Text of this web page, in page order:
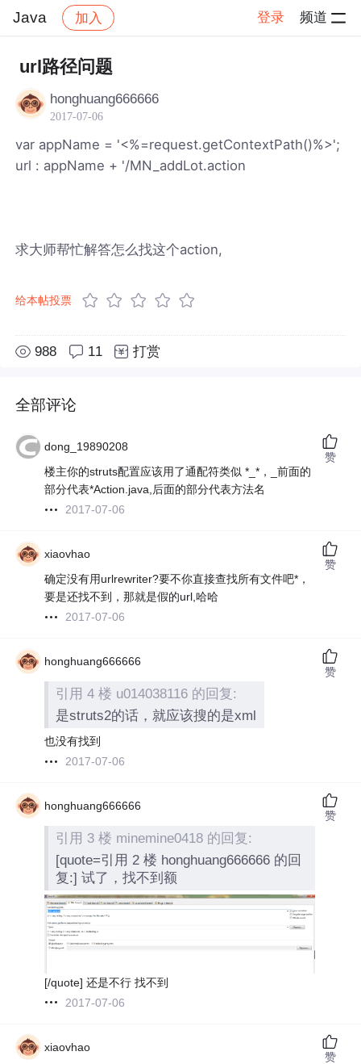
Java 加入 登录 频道
社区 Java
url路径问题
honghuang666666
2017-07-06
var appName = '<%=request.getContextPath()%>';
url : appName + '/MN_addLot.action
求大师帮忙解答怎么找这个action,
给本帖投票
988 11 打赏
全部评论
dong_19890208
楼主你的struts配置应该用了通配符类似 *_*，_前面的
部分代表*Action.java,后面的部分代表方法名
2017-07-06
赞
xiaovhao
确定没有用urlrewriter?要不你直接查找所有文件吧*，
要是还找不到，那就是假的url,哈哈
2017-07-06
赞
honghuang666666
引用 4 楼 u014038116 的回复:
是struts2的话，就应该搜的是xml
也没有找到
2017-07-06
赞
honghuang666666
引用 3 楼 minemine0418 的回复:
[quote=引用 2 楼 honghuang666666 的回
复:] 试了，找不到额
[/quote] 还是不行 找不到
2017-07-06
赞
xiaovhao
赞